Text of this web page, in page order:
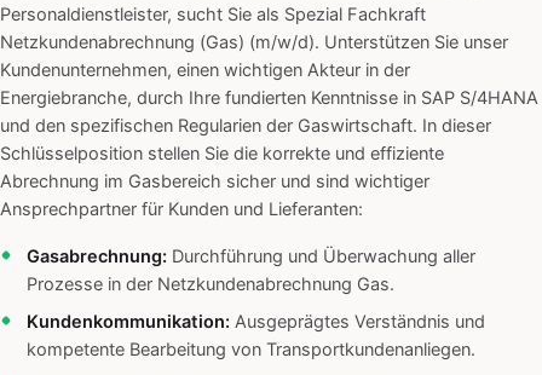
Personaldienstleister, sucht Sie als Spezial Fachkraft
Netzkundenabrechnung (Gas) (m/w/d). Unterstützen Sie unser
Kundenunternehmen, einen wichtigen Akteur in der
Energiebranche, durch Ihre fundierten Kenntnisse in SAP S/4HANA
und den spezifischen Regularien der Gaswirtschaft. In dieser
Schlüsselposition stellen Sie die korrekte und effiziente
Abrechnung im Gasbereich sicher und sind wichtiger
Ansprechpartner für Kunden und Lieferanten:
Gasabrechnung: Durchführung und Überwachung aller
Prozesse in der Netzkundenabrechnung Gas.
Kundenkommunikation: Ausgeprägtes Verständnis und
kompetente Bearbeitung von Transportkundenanliegen.